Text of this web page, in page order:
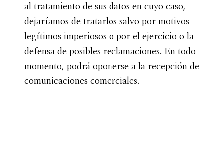
al tratamiento de sus datos en cuyo caso,
dejaríamos de tratarlos salvo por motivos
legítimos imperiosos o por el ejercicio o la
defensa de posibles reclamaciones. En todo
momento, podrá oponerse a la recepción de
comunicaciones comerciales.